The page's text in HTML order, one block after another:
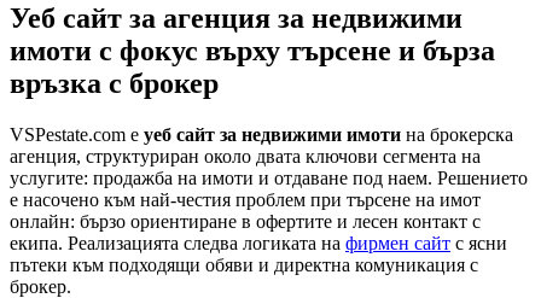
Уеб сайт за агенция за недвижими
имоти с фокус върху търсене и бърза
връзка с брокер
VSPestate.com е уеб сайт за недвижими имоти на брокерска
агенция, структуриран около двата ключови сегмента на
услугите: продажба на имоти и отдаване под наем. Решението
е насочено към най-честия проблем при търсене на имот
онлайн: бързо ориентиране в офертите и лесен контакт с
екипа. Реализацията следва логиката на фирмен сайт с ясни
пътеки към подходящи обяви и директна комуникация с
брокер.